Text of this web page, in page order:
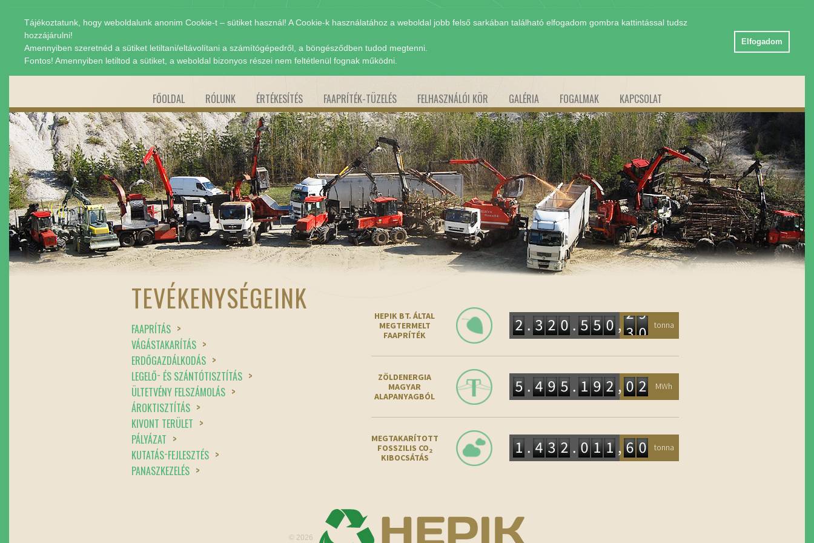
Tájékoztatunk, hogy weboldalunk anonim Cookie-t – sütiket használ! A Cookie-k használatához a weboldal jobb felső sarkában található elfogadom gombra kattintással tudsz
hozzájárulni!
Amennyiben szeretnéd a sütiket letiltani/eltávolítani a számítógépedről, a böngésződben tudod megtenni.
Fontos! Amennyiben letiltod a sütiket, a weboldal bizonyos részei nem feltétlenül fognak működni.
Elfogadom
FŐOLDAL RÓLUNK ÉRTÉKESÍTÉS FAAPRÍTÉK-TÜZELÉS FELHASZNÁLÓI KÖR GALÉRIA FOGALMAK KAPCSOLAT
TEVÉKENYSÉGEINK
FAAPRÍTÁS >
VÁGÁSTAKARÍTÁS >
ERDŐGAZDÁLKODÁS >
LEGELŐ- ÉS SZÁNTÓTISZTÍTÁS >
ÜLTETVÉNY FELSZÁMOLÁS >
ÁROKTISZTÍTÁS >
KIVONT TERÜLET >
PÁLYÁZAT >
KUTATÁS-FEJLESZTÉS >
PANASZKEZELÉS >
HEPIK BT. ÁLTAL
MEGTERMELT
FAAPRÍTÉK
2320550,29
tonna
ZÖLDENERGIA
MAGYAR
ALAPANYAGBÓL
5495191,99
MWh
MEGTAKARÍTOTT
FOSSZILIS CO2
KIBOCSÁTÁS
1432011,6
tonna
© 2026